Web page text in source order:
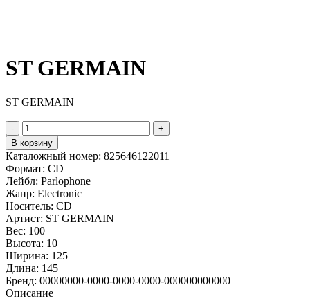
ST GERMAIN
ST GERMAIN
-
+
В корзину
Каталожный номер: 825646122011
Формат: CD
Лейбл: Parlophone
Жанр: Electronic
Носитель: CD
Артист: ST GERMAIN
Вес: 100
Высота: 10
Ширина: 125
Длина: 145
Бренд: 00000000-0000-0000-0000-000000000000
Описание